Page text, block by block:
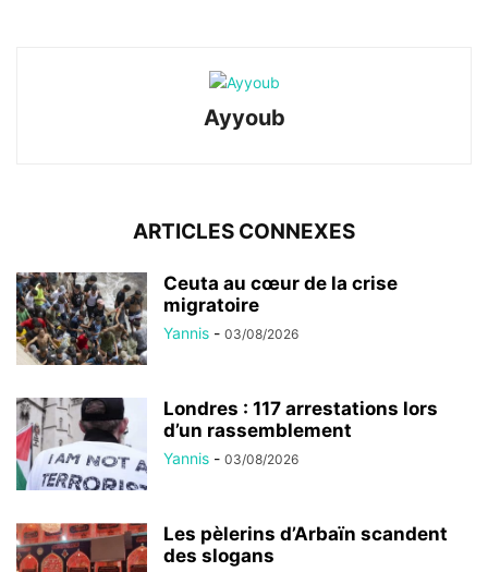
Ayyoub
ARTICLES CONNEXES
Ceuta au cœur de la crise
migratoire
Yannis - 03/08/2026
Londres : 117 arrestations lors
d’un rassemblement
Yannis - 03/08/2026
Les pèlerins d’Arbaïn scandent
des slogans